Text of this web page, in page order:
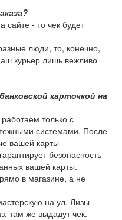
сайте - то чек будет
люди, то, конечно,
курьер лишь вежливо
карточкой на
только с
системами. После
вашей карты
безопасность
вашей карты.
в магазине, а не
на ул. Лизы
там же выдадут чек.